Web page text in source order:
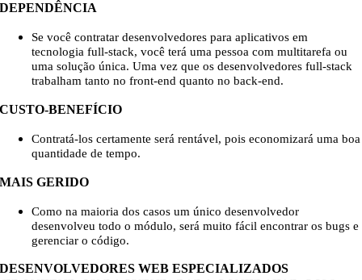
DEPENDÊNCIA
Se você contratar desenvolvedores para aplicativos em
tecnologia full-stack, você terá uma pessoa com multitarefa ou
uma solução única. Uma vez que os desenvolvedores full-stack
trabalham tanto no front-end quanto no back-end.
CUSTO-BENEFÍCIO
Contratá-los certamente será rentável, pois economizará uma boa
quantidade de tempo.
MAIS GERIDO
Como na maioria dos casos um único desenvolvedor
desenvolveu todo o módulo, será muito fácil encontrar os bugs e
gerenciar o código.
DESENVOLVEDORES WEB ESPECIALIZADOS